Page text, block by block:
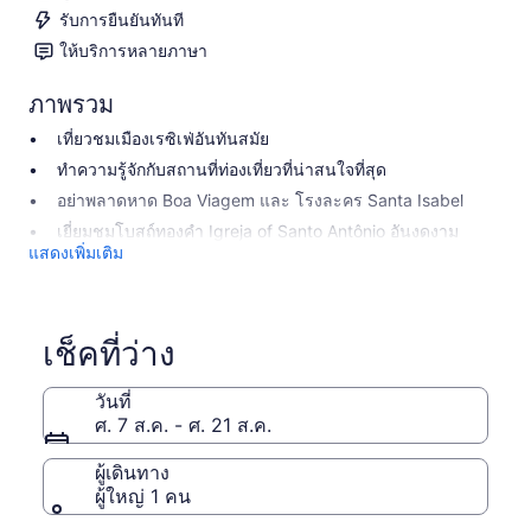
รับการยืนยันทันที
ให้บริการหลายภาษา
ภาพรวม
เที่ยวชมเมืองเรซิเฟ่อันทันสมัย
ทำความรู้จักกับสถานที่ท่องเที่ยวที่น่าสนใจที่สุด
อย่าพลาดหาด Boa Viagem และ โรงละคร Santa Isabel
เยี่ยมชมโบสถ์ทองคำ Igreja of Santo Antônio อันงดงาม
แสดงเพิ่มเติม
เช็คที่ว่าง
วันที่
ศ. 7 ส.ค. - ศ. 21 ส.ค.
ผู้เดินทาง
ผู้ใหญ่ 1 คน